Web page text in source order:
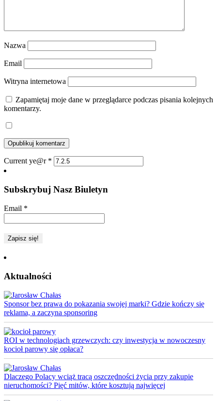
Nazwa
Email
Witryna internetowa
Zapamiętaj moje dane w przeglądarce podczas pisania kolejnych
komentarzy.
Current ye@r *
Subskrybuj Nasz Biuletyn
Email *
Aktualności
Sponsor bez prawa do pokazania swojej marki? Gdzie kończy się
reklama, a zaczyna sponsoring
ROI w technologiach grzewczych: czy inwestycja w nowoczesny
kocioł parowy się opłaca?
Dlaczego Polacy wciąż tracą oszczędności życia przy zakupie
nieruchomości? Pięć mitów, które kosztują najwięcej